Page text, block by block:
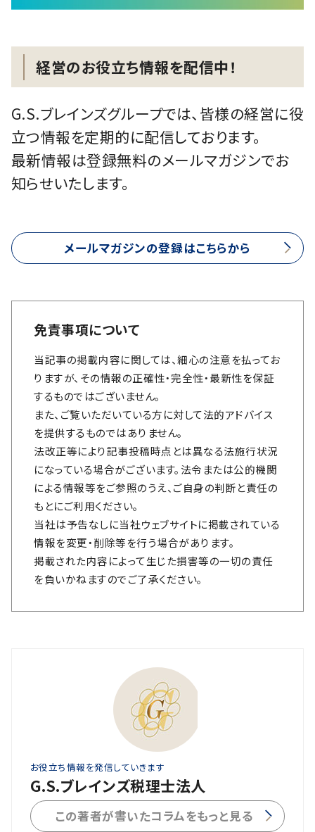
経営のお役立ち情報を配信中！
G.S.ブレインズグループでは、皆様の経営に役
立つ情報を定期的に配信しております。
最新情報は登録無料のメールマガジンでお
知らせいたします。
メールマガジンの登録はこちらから
免責事項について
当記事の掲載内容に関しては、細心の注意を払ってお
りますが、その情報の正確性・完全性・最新性を保証
するものではございません。
また、ご覧いただいている方に対して法的アドバイス
を提供するものではありません。
法改正等により記事投稿時点とは異なる法施行状況
になっている場合がございます。法令または公的機関
による情報等をご参照のうえ、ご自身の判断と責任の
もとにご利用ください。
当社は予告なしに当社ウェブサイトに掲載されている
情報を変更・削除等を行う場合があります。
掲載された内容によって生じた損害等の一切の責任
を負いかねますのでご了承ください。
お役立ち情報を発信していきます
G.S.ブレインズ税理士法人
この著者が書いたコラムをもっと見る